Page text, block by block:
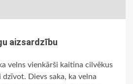
aizsardzību
velns vienkārši kaitina cilvēkus
Dievs saka, ka velna